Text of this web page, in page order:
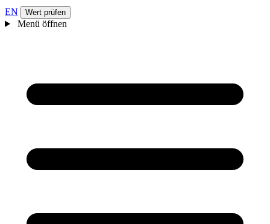
EN Wert prüfen
Menü öffnen